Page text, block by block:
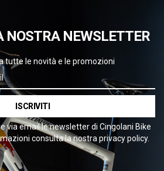
NOSTRA NEWSLETTER
tutte le novità e le promozioni
ISCRIVITI
via email le newsletter di Cingolani Bike
consulta la nostra privacy policy.